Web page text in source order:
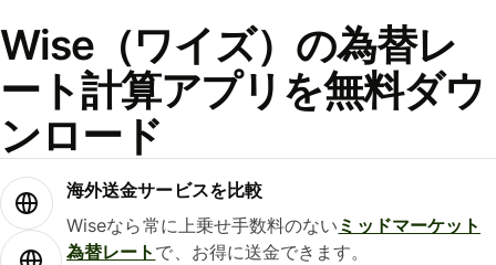
Wise（ワイズ）の為替レ
ート計算アプリを無料ダウ
ンロード
海外送金サービスを比較
Wiseなら常に上乗せ手数料のない ミッドマーケット
為替レート で、お得に送金できます。